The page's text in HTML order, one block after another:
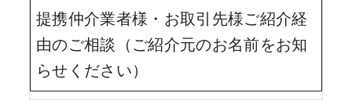
提携仲介業者様・お取引先様ご紹介経
由のご相談（ご紹介元のお名前をお知
らせください）